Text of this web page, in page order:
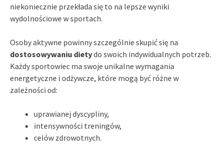
niekoniecznie przekłada się to na lepsze wyniki
wydolnościowe w sportach.
Osoby aktywne powinny szczególnie skupić się na
dostosowywaniu dietydo swoich indywidualnych potrzeb.
Każdy sportowiec ma swoje unikalne wymagania
energetyczne i odżywcze, które mogą być różne w
zależności od:
uprawianej dyscypliny,
intensywności treningów,
celów zdrowotnych.